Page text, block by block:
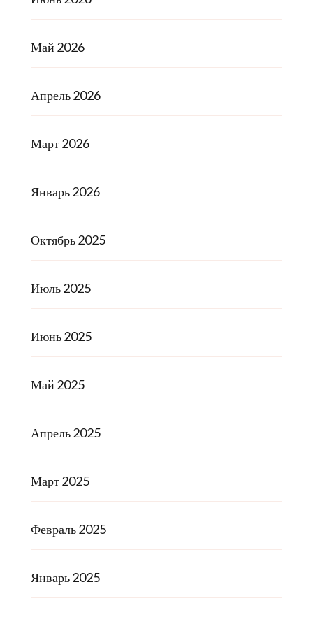
Май 2026
Апрель 2026
Март 2026
Январь 2026
Октябрь 2025
Июль 2025
Июнь 2025
Май 2025
Апрель 2025
Март 2025
Февраль 2025
Январь 2025